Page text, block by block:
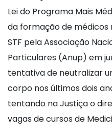
Lei do Programa Mais
da formação de médicos
STF pela Associação
Particulares (Anup) em
tentativa de neutralizar
corpo nos últimos dois
tentando na Justiça o
vagas de cursos de